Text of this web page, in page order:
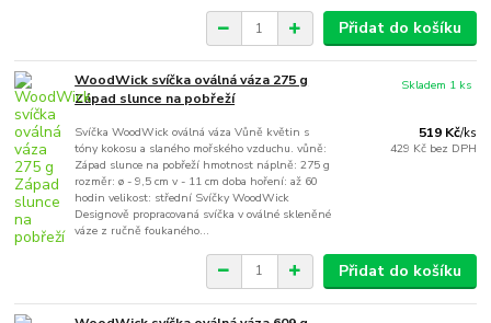
Přidat do košíku
WoodWick svíčka oválná váza 275 g
Západ slunce na pobřeží
Svíčka WoodWick oválná váza Vůně květin s
tóny kokosu a slaného mořského vzduchu. vůně:
Západ slunce na pobřeží hmotnost náplně: 275 g
rozměr: ø - 9,5 cm v - 11 cm doba hoření: až 60
hodin velikost: střední Svíčky WoodWick
Designově propracovaná svíčka v oválné skleněné
váze z ručně foukaného...
519 Kč/ks
429 Kč bez DPH
Skladem 1 ks
Přidat do košíku